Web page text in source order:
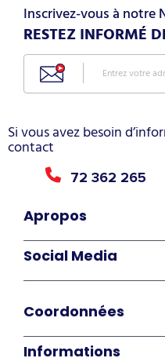
Inscrivez-vous à notre
RESTEZ INFORMÉ
Si vous avez besoin
contact
72 362 265
Apropos
Social Media
Coordonnées
Informations